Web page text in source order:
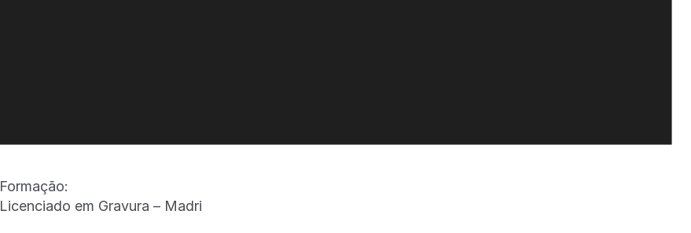
Formação:
Licenciado em Gravura – Madri